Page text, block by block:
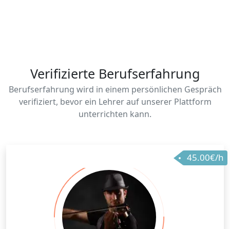
Verifizierte Berufserfahrung
Berufserfahrung wird in einem persönlichen Gespräch
verifiziert, bevor ein Lehrer auf unserer Plattform
unterrichten kann.
45.00€/h